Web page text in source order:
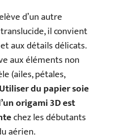
d’un autre
il convient
aux détails délicats.
aux éléments non
(ailes, pétales,
Utiliser du papier soie
origami 3D est
chez les débutants
aérien.